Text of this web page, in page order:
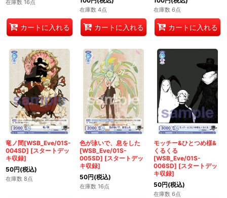
在庫数 16点
カートに入れる
在庫数 4点
カートに入れる
在庫数 6点
カートに入れる
竜ノ間[WSB_Eve/01S-
004SD] [スタートデッ
キ収録]
50円(税込)
在庫数 8点
色が泳いで、息をした
[WSB_Eve/01S-
005SD] [スタートデッ
キ収録]
50円(税込)
在庫数 16点
モッチー&ひとつめ様&
くるくる
[WSB_Eve/01S-
006SD] [スタートデッ
キ収録]
50円(税込)
在庫数 6点